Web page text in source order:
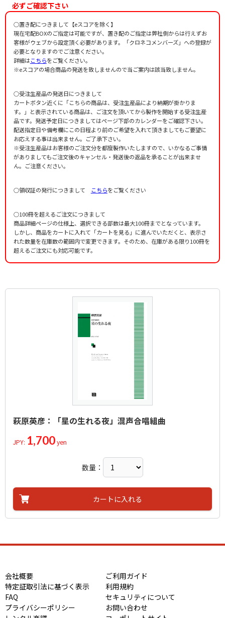
作詞者：橋爪 文
必ずご確認下さい
○置き配につきまして【eスコアを除く】
現在宅配BOXのご指定は可能ですが、置き配のご指定は弊社側からは行えずお
客様がウェブから設定頂く必要があります。「クロネコメンバーズ」への登録が
必要となりますのでご注意ください。
詳細はこちらをご覧ください。
※eスコアの場合商品の発送を致しませんので当ご案内は該当致しません。
○受注生産品の発送日につきまして
カートボタン近くに「こちらの商品は、受注生産品により納期が掛かりま
す。」と表示されている商品は、ご注文を頂いてから製作を開始する受注生産
品です。発送予定日につきましてはページ下部のカレンダーをご確認下さい。
配送指定日や備考欄にこの日程より前のご希望を入れて頂きましてもご要望に
お応えする事は出来ません。ご了承下さい。
※受注生産品はお客様のご注文分を都度製作いたしますので、いかなるご事情
がありましてもご注文後のキャンセル・発送後の返品を承ることが出来ませ
ん。ご注意ください。
○領収証の発行につきまして こちらをご覧ください
○100冊を超えるご注文につきまして
商品詳細ページの仕様上、選択できる部数は最大100冊までとなっています。
しかし、商品をカートに入れて「カートを見る」に進んでいただくと、表示さ
れた数量を在庫数の範囲内で変更できます。そのため、在庫がある限り100冊を
超えるご注文にも対応可能です。
萩原英彦：「星の生れる夜」混声合唱組曲
JPY: 1,700yen
数量：
カートに入れる
会社概要
ご利用ガイド
特定証取引法に基づく表示
利用規約
FAQ
セキュリティについて
プライバシーポリシー
お問い合わせ